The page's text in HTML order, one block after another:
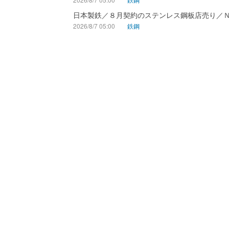
日本製鉄／８月契約のステンレス鋼板店売り／
2026/8/7 05:00 鉄鋼